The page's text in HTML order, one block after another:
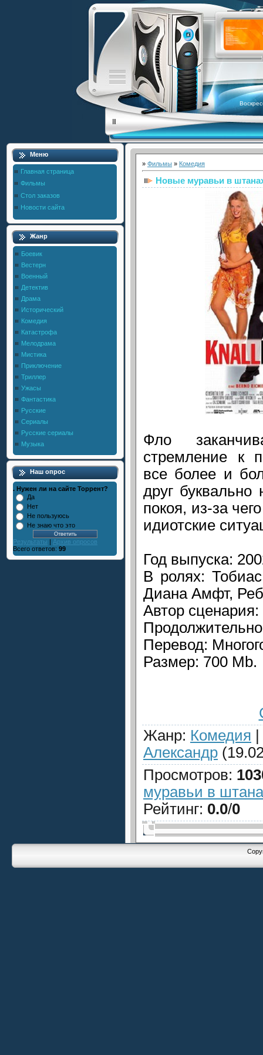
Меню
Главная страница
Фильмы
Стол заказов
Новости сайта
Жанр
Боевик
Вестерн
Военный
Детектив
Драма
Исторический
Комедия
Катастрофа
Мелодрама
Мистика
Приключение
Триллер
Ужасы
Фантастика
Русские
Сериалы
Русские сериалы
Музыка
Наш опрос
. Нужен ли на сайте Торрент?
Да
Нет
Не пользуюсь
Не знаю что это
Результаты | Архив опросов
Всего ответов: 99
» Фильмы » Комедия
Новые муравьи в
Фло
стремление к
все более и
друг
покоя, из-за
идиотские
Год выпуска:
В ролях:
Диана Амфт,
Автор
Перевод:
Размер: 700 Mb.
Жанр: Комедия |
Александр
Просмотров:
муравьи в
Рейтинг: 0.0/0